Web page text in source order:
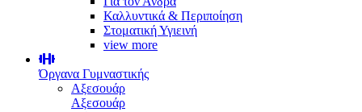
Καλλυντικά & Περιποίηση
Στοματική Υγιεινή
view more
Όργανα Γυμναστικής
Αξεσουάρ
Αξεσουάρ